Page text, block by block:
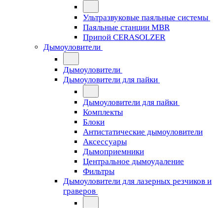
Ультразвуковые паяльные системы
Паяльные станции MBR
Припой CERASOLZER
Дымоуловители
Дымоуловители
Дымоуловители для пайки
Дымоуловители для пайки
Комплекты
Блоки
Антистатические дымоуловители
Аксессуары
Дымоприемники
Центральное дымоудаление
Фильтры
Дымоуловители для лазерных резчиков и
граверов